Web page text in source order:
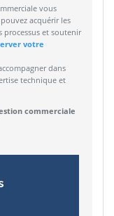
vous
acquérir les
processus et soutenir
votre
dans
technique et
commerciale